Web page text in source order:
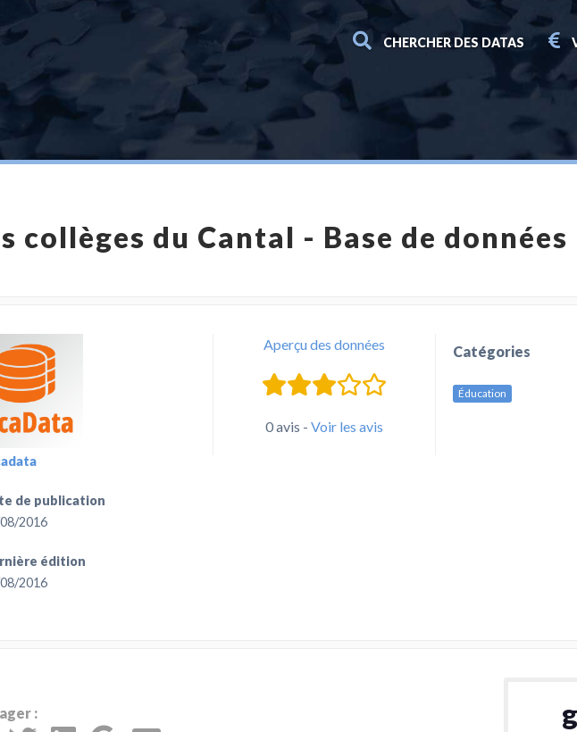
CHERCHER DES DATAS
collèges du Cantal - Base de données
de publication
2016
édition
2016
Aperçu des données
0 avis - Voir les avis
Catégories
Éducation
: